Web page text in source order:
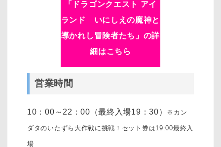
「
ドラゴンクエスト アイ
ランド いにしえの魔神と
導かれし冒険者たち 」の詳
細はこちら
営業時間
10：00～22：00（最終入場19：30） ※カン
ダタのいたずら大作戦に挑戦！セット券は19:00最終入
場